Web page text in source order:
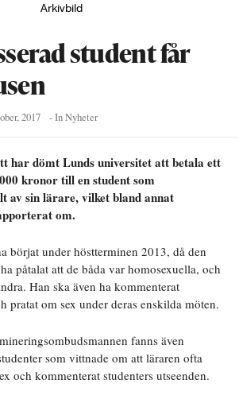
Arkivbild
student får
2017 - InNyheter
har dömt Lunds universitet att betala ett
kronor till en student som
av sin lärare, vilket bland annat
om.
börjat under höstterminen 2013, då den
påtalat att de båda var homosexuella, och
Han ska även ha kommenterat
pratat om sex under deras enskilda möten.
fanns även
som vittnade om att läraren ofta
och kommenterat studenters utseenden.